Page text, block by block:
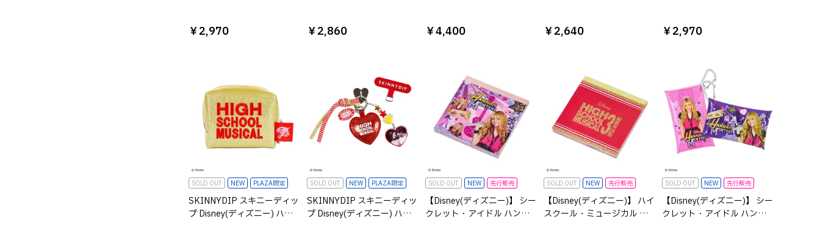
￥2,970 ￥2,860 ￥4,400 ￥2,640 ￥2,970
SOLD OUT NEW PLAZA限定
SKINNYDIP スキニーディッ
プ Disney(ディズニー) ハイ
SOLD OUT NEW PLAZA限定
SKINNYDIP スキニーディッ
プ Disney(ディズニー) ハイ
SOLD OUT NEW 先行販売
【Disney(ディズニー)】 シー
クレット・アイドル ハン
SOLD OUT NEW 先行販売
【Disney(ディズニー)】 ハイ
スクール・ミュージカル ス
SOLD OUT NEW 先行販売
【Disney(ディズニー)】 シー
クレット・アイドル ハン